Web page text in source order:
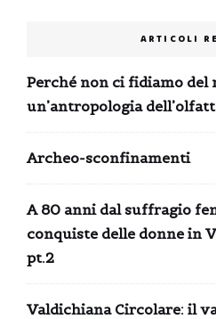
ARTICOLI
Perché non ci fidiamo del
un’antropologia
Archeo-sconfinamenti
A 80 anni dal suffragio
conquiste delle donne in
pt.2
Valdichiana Circolare: il